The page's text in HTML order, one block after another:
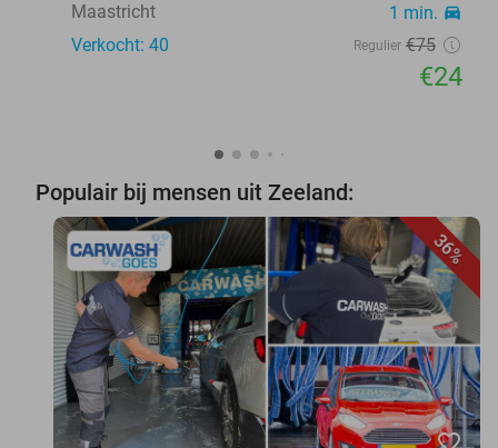
Maastricht 1 min. directions_car
Verkocht: 40 Regulier €75
€24
Populair bij mensen uit Zeeland:
36%
favorite_border